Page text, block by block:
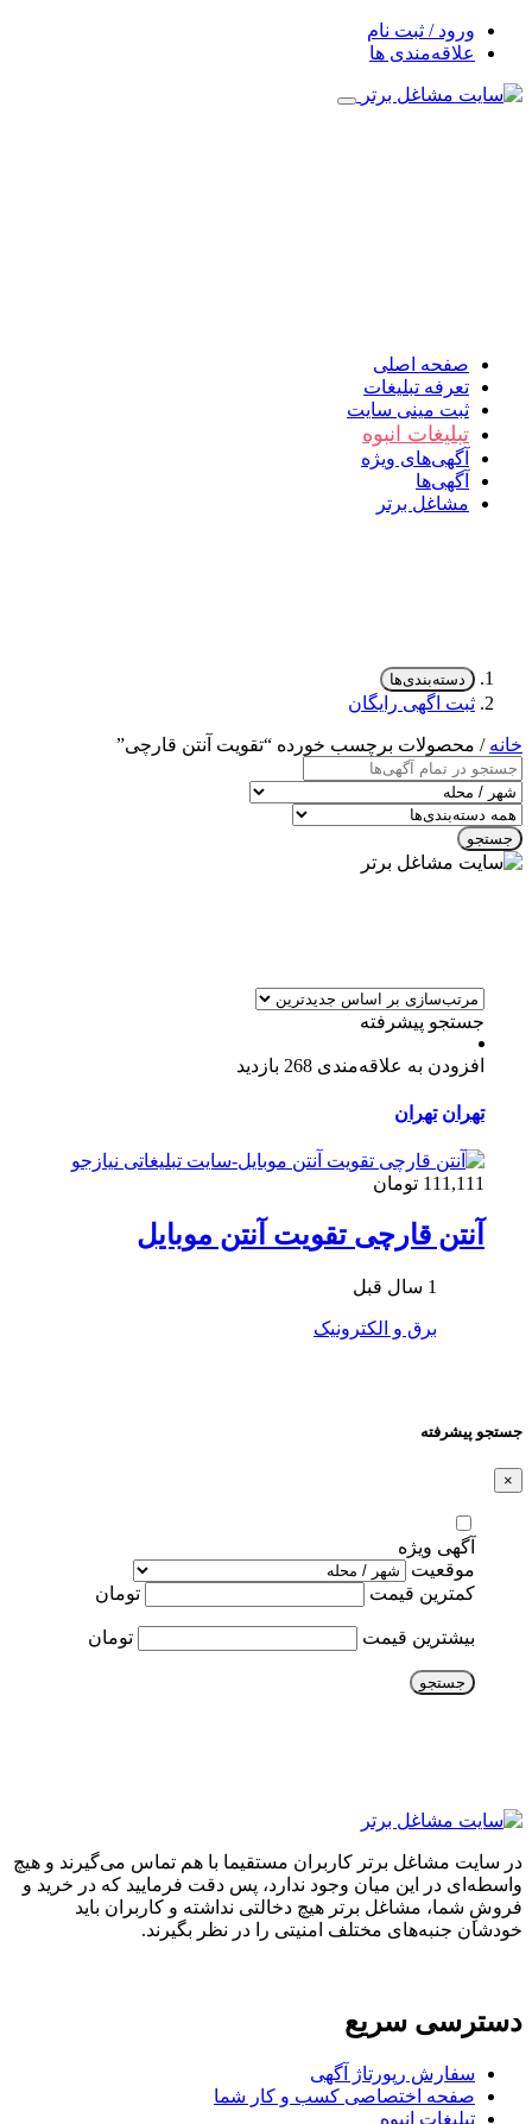
ورود / ثبت نام
علاقه‌مندی ها
صفحه اصلی
تعرفه تبلیغات
ثبت مینی سایت
تبلیغات انبوه
آگهی‌های ویژه
آگهی‌ها
مشاغل برتر
دسته‌بندی‌ها
ثبت اگهی رایگان
خانه / محصولات برچسب خورده “تقویت آنتن قارچی”
جستجو
جستجو پیشرفته
افزودن به علاقه‌مندی 268 بازدید
تهران تهران
111,111 تومان
آنتن قارچی تقویت آنتن موبایل
1 سال قبل
برق و الکترونیک
جستجو پیشرفته
×
آگهی ویژه
موقعیت
کمترین قیمت
تومان
بیشترین قیمت تومان
جستجو
در سایت مشاغل برتر کاربران مستقیما با هم تماس می‌گیرند و هیچ
واسطه‌ای در این میان وجود ندارد، پس دقت فرمایید که در خرید و
فروشِ شما، مشاغل برتر هیچ دخالتی نداشته و کاربران باید
خودشان جنبه‌های مختلف امنیتی را در نظر بگیرند.
دسترسی سریع
سفارش رپورتاژ آگهی
صفحه اختصاصی کسب و کار شما
تبلیغات انبوه